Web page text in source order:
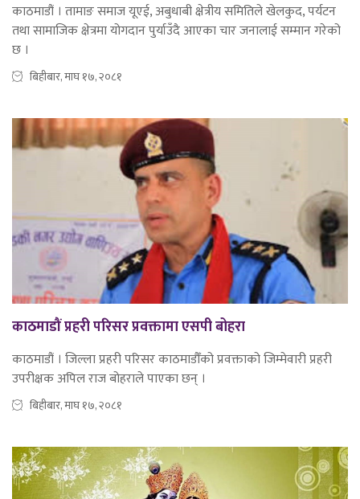
काठमाडौं । तामाङ समाज यूएई, अबुधाबी क्षेत्रीय समितिले खेलकुद, पर्यटन
तथा सामाजिक क्षेत्रमा योगदान पुर्याउँदै आएका चार जनालाई सम्मान गरेको
छ ।
बिहीबार, माघ १७, २०८१
काठमाडौं प्रहरी परिसर प्रवक्तामा एसपी बोहरा
काठमाडौं । जिल्ला प्रहरी परिसर काठमाडौँको प्रवक्ताको जिम्मेवारी प्रहरी
उपरीक्षक अपिल राज बोहराले पाएका छन् ।
बिहीबार, माघ १७, २०८१